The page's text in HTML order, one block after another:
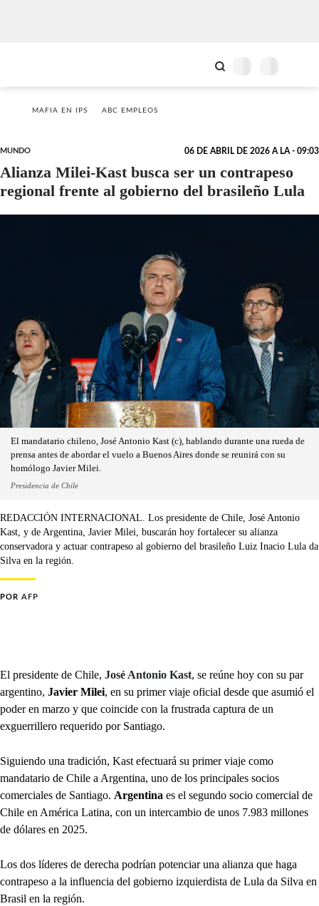
MAFIA EN IPS ABC EMPLEOS
MUNDO 06 DE ABRIL DE 2026 A LA - 09:03
Alianza Milei-Kast busca ser un contrapeso
regional frente al gobierno del brasileño Lula
El mandatario chileno, José Antonio Kast (c), hablando durante una rueda de
prensa antes de abordar el vuelo a Buenos Aires donde se reunirá con su
homólogo Javier Milei.
Presidencia de Chile
REDACCIÓN INTERNACIONAL. Los presidente de Chile, José Antonio
Kast, y de Argentina, Javier Milei, buscarán hoy fortalecer su alianza
conservadora y actuar contrapeso al gobierno del brasileño Luiz Inacio Lula da
Silva en la región.
POR AFP
El presidente de Chile, José Antonio Kast, se reúne hoy con su par
argentino, Javier Milei, en su primer viaje oficial desde que asumió el
poder en marzo y que coincide con la frustrada captura de un
exguerrillero requerido por Santiago.
Siguiendo una tradición, Kast efectuará su primer viaje como
mandatario de Chile a Argentina, uno de los principales socios
comerciales de Santiago. Argentina es el segundo socio comercial de
Chile en América Latina, con un intercambio de unos 7.983 millones
de dólares en 2025.
Los dos líderes de derecha podrían potenciar una alianza que haga
contrapeso a la influencia del gobierno izquierdista de Lula da Silva en
Brasil en la región.